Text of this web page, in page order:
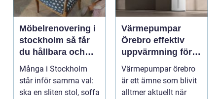
Möbelrenovering i
stockholm så får
du hållbara och
vackra möbler
Många i Stockholm
står inför samma val:
ska en sliten stol, soffa
Värmepumpar
Örebro effektiv
uppvärmning för
hus och
fastigheter
Värmepumpar örebro
är ett ämne som blivit
alltmer aktuellt när